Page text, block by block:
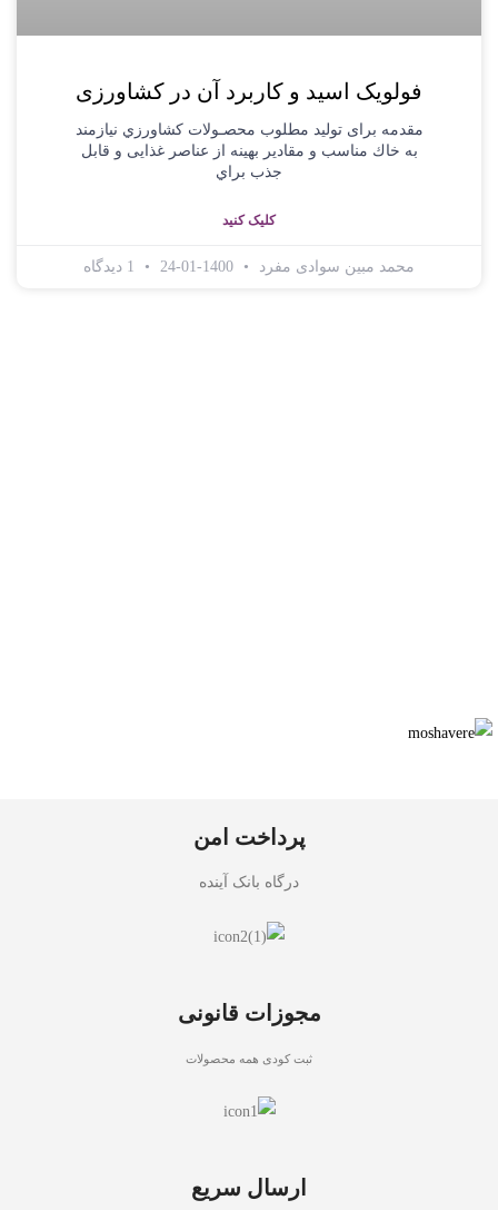
فولویک اسید و کاربرد آن در کشاورزی
مقدمه برای تولید مطلوب محصـولات کشاورزي نیازمند
به خاك مناسب و مقادیر بهینه از عناصر غذایی و قابل
جذب براي
کلیک کنید
محمد مبین سوادی مفرد
پرداخت امن
درگاه بانک آینده
مجوزات قانونی
ثبت کودی همه محصولات
ارسال سریع